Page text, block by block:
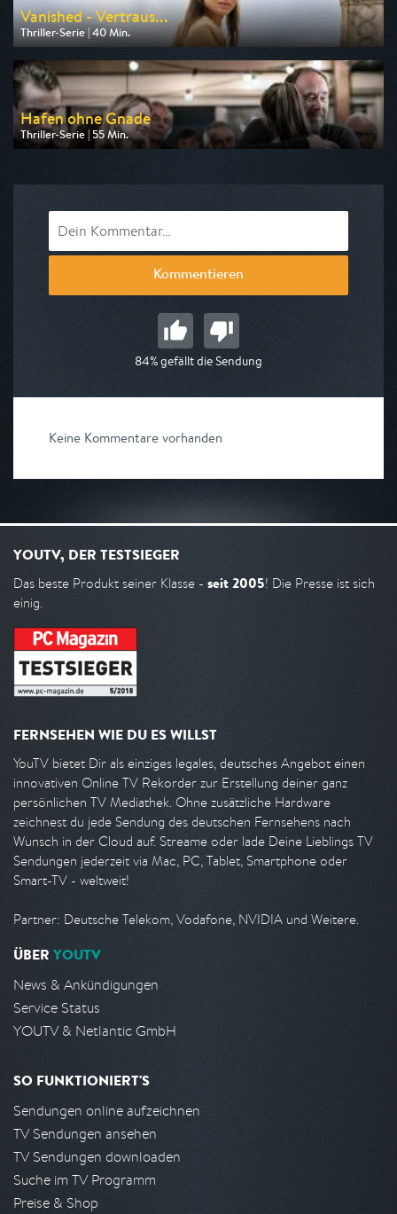
Vanished - Vertraus...
Thriller-Serie | 40 Min.
Ausgestrahlt von HR
am 23.08.2026, 00:40
Hafen ohne Gnade
Thriller-Serie | 55 Min.
Ausgestrahlt von arte
Kommentieren
84% gefällt die Sendung
Keine Kommentare vorhanden
YOUTV, DER TESTSIEGER
Das beste Produkt seiner Klasse - seit 2005! Die Presse ist sich
einig.
FERNSEHEN WIE DU ES WILLST
YouTV bietet Dir als einziges legales, deutsches Angebot einen
innovativen Online TV Rekorder zur Erstellung deiner ganz
persönlichen TV Mediathek. Ohne zusätzliche Hardware
zeichnest du jede Sendung des deutschen Fernsehens nach
Wunsch in der Cloud auf. Streame oder lade Deine Lieblings TV
Sendungen jederzeit via Mac, PC, Tablet, Smartphone oder
Smart-TV - weltweit!
Partner: Deutsche Telekom, Vodafone, NVIDIA und Weitere.
ÜBER YOUTV
News & Ankündigungen
Service Status
YOUTV & Netlantic GmbH
SO FUNKTIONIERT'S
Sendungen online aufzeichnen
TV Sendungen ansehen
TV Sendungen downloaden
Suche im TV Programm
Preise & Shop